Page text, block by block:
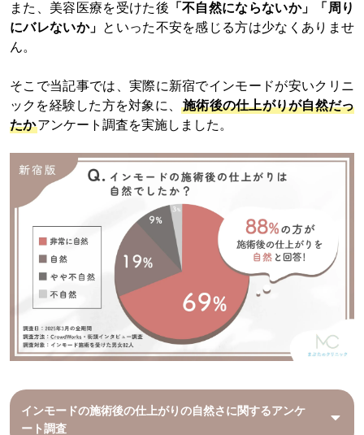
また、美容医療を受けた後 「不自然にならないか」「周り
にバレないか」
といった不安を感じる方は少なくありませ
ん。
そこで当記事では、実際に新宿でインモードが安いクリニ
ックを経験した方を対象に、施術後の仕上がりが自然だっ
たかアンケート調査を実施しました。
インモードの施術後の仕上がりの自然さに関するアンケ
ート調査